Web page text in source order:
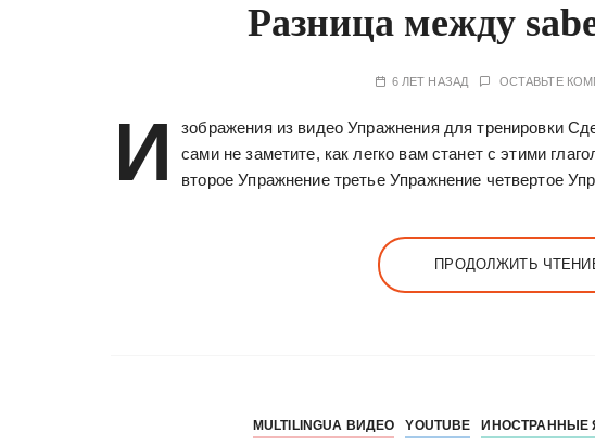
Разница между
6 ЛЕТ НАЗАД ОСТАВЬТЕ
И
зображения из видео Упражнения для тренировки
сами не заметите, как легко вам станет с этими
второе Упражнение третье Упражнение четвертое
ПРОДОЛЖИТЬ
MULTILINGUA ВИДЕО YOUTUBE ИНОСТРАННЫЕ